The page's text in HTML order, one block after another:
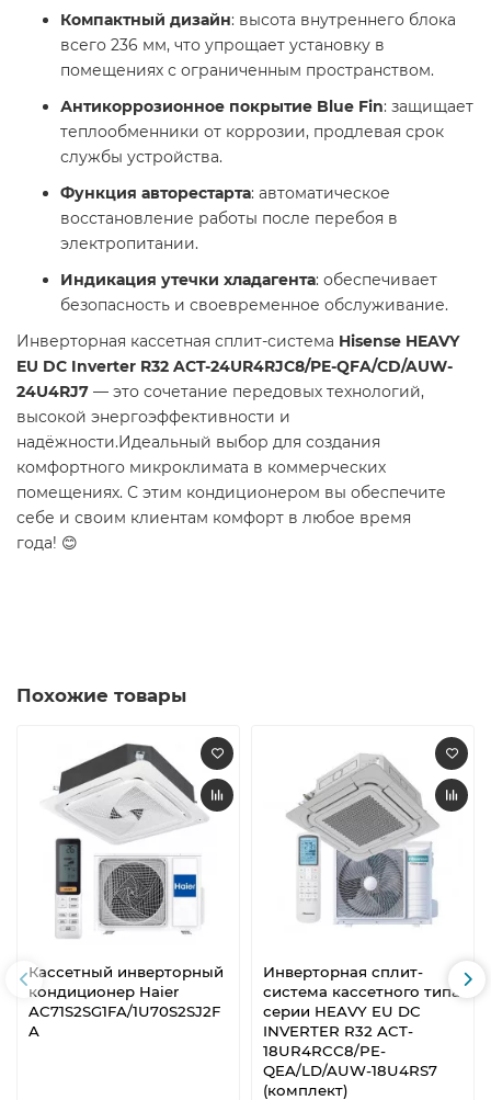
Компактный дизайн: высота внутреннего блока
всего 236 мм, что упрощает установку в
помещениях с ограниченным пространством.
Антикоррозионное покрытие Blue Fin: защищает
теплообменники от коррозии, продлевая срок
службы устройства.
Функция авторестарта: автоматическое
восстановление работы после перебоя в
электропитании.
Индикация утечки хладагента: обеспечивает
безопасность и своевременное обслуживание.
Инверторная кассетная сплит-система Hisense HEAVY
EU DC Inverter R32 ACT-24UR4RJC8/PE-QFA/CD/AUW-
24U4RJ7 — это сочетание передовых технологий,
высокой энергоэффективности и
надёжности.Идеальный выбор для создания
комфортного микроклимата в коммерческих
помещениях. С этим кондиционером вы обеспечите
себе и своим клиентам комфорт в любое время
года! 😊
Похожие товары
Кассетный инверторный
кондиционер Haier
AC71S2SG1FA/1U70S2SJ2F
A
Инверторная сплит-
система кассетного типа
серии HEAVY EU DC
INVERTER R32 ACT-
18UR4RCC8/PE-
QEA/LD/AUW-18U4RS7
(комплект)